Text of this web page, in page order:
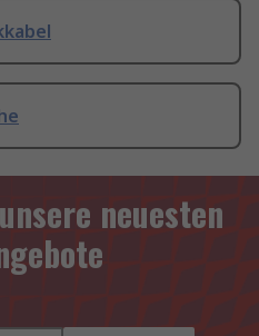
neuesten